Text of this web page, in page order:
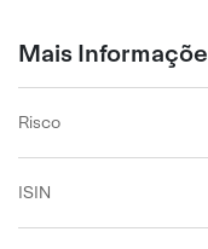
Mais
Risco
ISIN